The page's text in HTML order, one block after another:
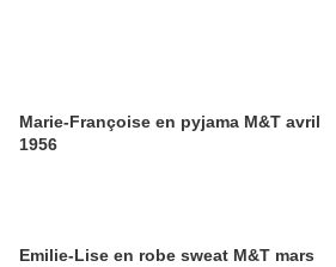
Marie-Françoise en pyjama M&T avril
1956
Emilie-Lise en robe sweat M&T mars